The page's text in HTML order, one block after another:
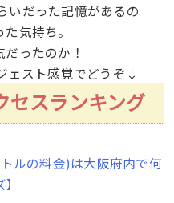
いだった記憶があるの
気持ち。
ったのか！
ェスト感覚でどうぞ↓
セスランキング
ルの料金)は大阪府内で何